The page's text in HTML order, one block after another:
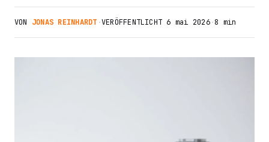
VON JONAS REINHARDT ·VERÖFFENTLICHT 6 mai 2026·8 min